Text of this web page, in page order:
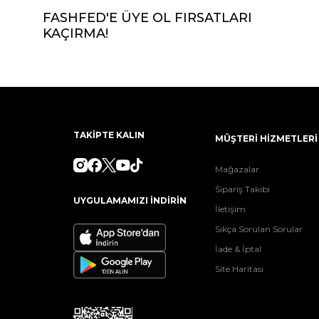
FASHFED'E ÜYE OL FIRSATLARI
KAÇIRMA!
TAKİPTE KALIN
UYGULAMAMIZI İNDİRİN
MÜŞTERİ HİZMETLERİ
Mağazalar
Sipariş Takibi
İletişim
Sıkça Sorulan Sorular
İade & İptal
Site Haritası